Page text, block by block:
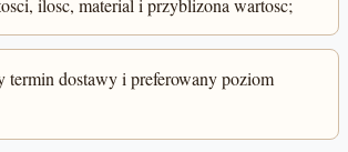
ilosc, material i przyblizona wartosc;
termin dostawy i preferowany poziom